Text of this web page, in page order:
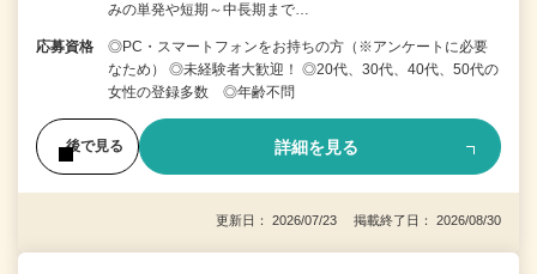
みの単発や短期～中長期まで…
応募資格
◎PC・スマートフォンをお持ちの方（※アンケートに必要
なため） ◎未経験者大歓迎！ ◎20代、30代、40代、50代の
女性の登録多数 ◎年齢不問
後で見る 詳細を見る
更新日： 2026/07/23 掲載終了日： 2026/08/30